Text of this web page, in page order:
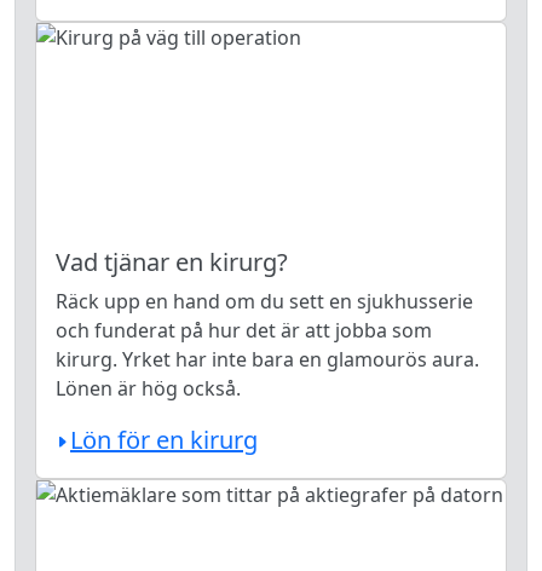
Vad tjänar en kirurg?
Räck upp en hand om du sett en sjukhusserie
och funderat på hur det är att jobba som
kirurg. Yrket har inte bara en glamourös aura.
Lönen är hög också.
Lön för en kirurg